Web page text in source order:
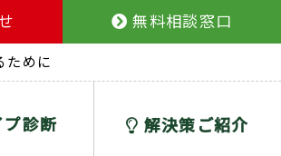
無料相談窓口
ために
プ診断 解決策ご紹介